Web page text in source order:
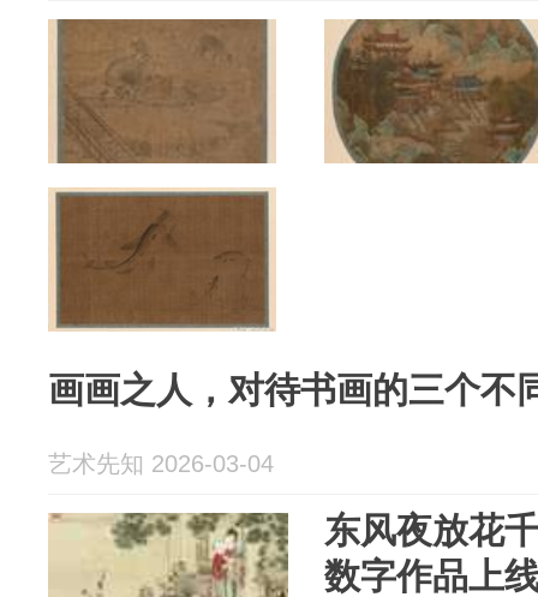
画画之人，对待书画的三个不
艺术先知 2026-03-04
东风夜放花
数字作品上